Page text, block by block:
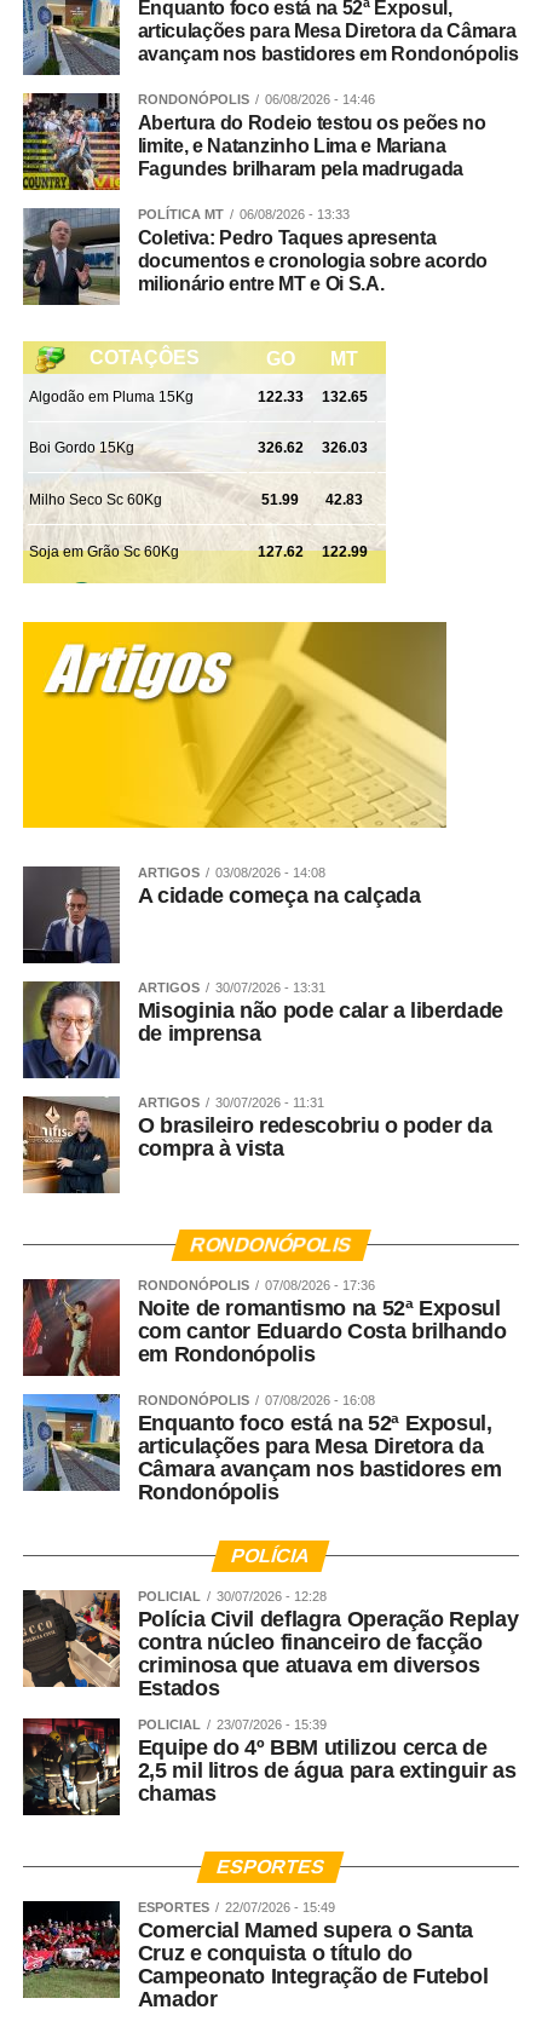
Enquanto foco está na 52ª Exposul,
articulações para Mesa Diretora da Câmara
avançam nos bastidores em Rondonópolis
RONDONÓPOLIS 06/08/2026 - 14:46
Abertura do Rodeio testou os peões no
limite, e Natanzinho Lima e Mariana
Fagundes brilharam pela madrugada
POLÍTICA MT 06/08/2026 - 13:33
Coletiva: Pedro Taques apresenta
documentos e cronologia sobre acordo
milionário entre MT e Oi S.A.
ARTIGOS 03/08/2026 - 14:08
A cidade começa na calçada
ARTIGOS 30/07/2026 - 13:31
Misoginia não pode calar a liberdade
de imprensa
ARTIGOS 30/07/2026 - 11:31
O brasileiro redescobriu o poder da
compra à vista
RONDONÓPOLIS
RONDONÓPOLIS 07/08/2026 - 17:36
Noite de romantismo na 52ª Exposul
com cantor Eduardo Costa brilhando
em Rondonópolis
RONDONÓPOLIS 07/08/2026 - 16:08
Enquanto foco está na 52ª Exposul,
articulações para Mesa Diretora da
Câmara avançam nos bastidores em
Rondonópolis
POLÍCIA
POLICIAL 30/07/2026 - 12:28
Polícia Civil deflagra Operação Replay
contra núcleo financeiro de facção
criminosa que atuava em diversos
Estados
POLICIAL 23/07/2026 - 15:39
Equipe do 4º BBM utilizou cerca de
2,5 mil litros de água para extinguir as
chamas
ESPORTES
ESPORTES 22/07/2026 - 15:49
Comercial Mamed supera o Santa
Cruz e conquista o título do
Campeonato Integração de Futebol
Amador